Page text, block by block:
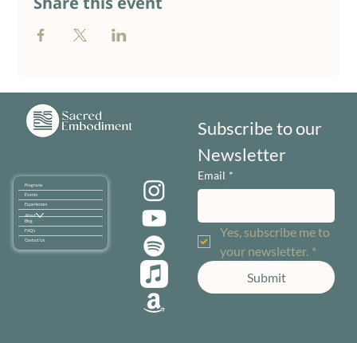
Programs
Events
Experiences
About
Blog
FAQ's
Contact Us
Subscribe to our
Newsletter
Email *
Yes, subscribe me to
your newsletter. *
Submit